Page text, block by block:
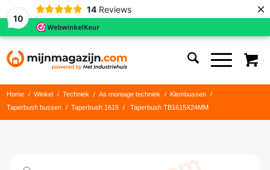
10
14 Reviews ×
Home / Winkel / Techniek / As montage techniek / Klembussen
/
Taperbush bussen
/ Taperbush 1615 / Taperbush TB1615X24MM